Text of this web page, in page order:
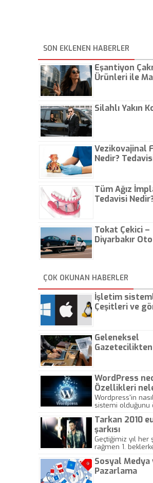
SON EKLENEN HABERLER
Eşantiyon
Ürünleri ile
Silahlı Yakın
Vezikovajinal
Nedir?
Tüm Ağız
Tedavisi
Tokat Çekici –
Diyarbakır
ÇOK OKUNAN HABERLER
İşletim
Çeşitleri ve
Geleneksel
WordPress
Özellikleri
Wordpress'in
sistemi olduğunu
Tarkan 2010
şarkısı
Geçtiğimiz yıl her
rağmen 1.
gösterisinin bu
önemli olmadığını
Sosyal Medya
Pazarlama